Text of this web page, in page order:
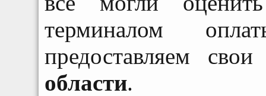
терминалом
предоставляем
области.